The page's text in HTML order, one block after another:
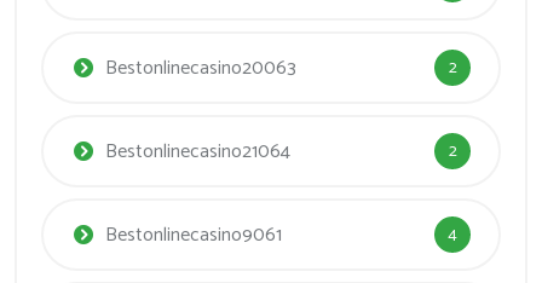
Bestonlinecasino20063 2
Bestonlinecasino21064 2
Bestonlinecasino9061 4